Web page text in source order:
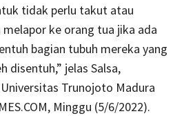
tidak perlu takut atau
ke orang tua jika ada
bagian tubuh mereka yang
disentuh,” jelas Salsa,
Trunojoto Madura
Minggu (5/6/2022).